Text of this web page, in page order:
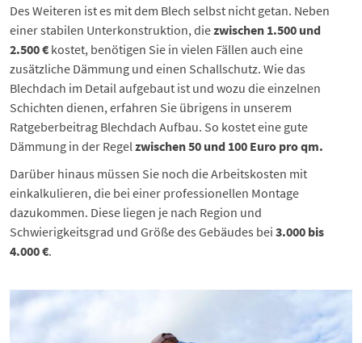
Des Weiteren ist es mit dem Blech selbst nicht getan. Neben
einer stabilen Unterkonstruktion, diezwischen 1.500 und
2.500 € kostet, benötigen Sie in vielen Fällen auch eine
zusätzliche Dämmung und einen Schallschutz. Wie das
Blechdach im Detail aufgebaut ist und wozu die einzelnen
Schichten dienen, erfahren Sie übrigens in unserem
Ratgeberbeitrag Blechdach Aufbau. So kostet eine gute
Dämmung in der Regelzwischen 50 und 100 Euro pro qm.
Darüber hinaus müssen Sie noch die Arbeitskosten mit
einkalkulieren, die bei einer professionellen Montage
dazukommen. Diese liegen je nach Region und
Schwierigkeitsgrad und Größe des Gebäudes bei 3.000 bis
4.000 €.